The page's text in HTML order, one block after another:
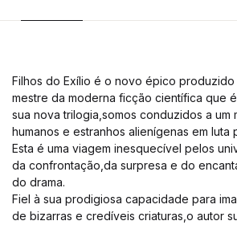
Filhos do Exílio é o novo épico
mestre da moderna ficção científica que
sua nova trilogia,somos conduzidos a
humanos e estranhos alienígenas em luta
Esta é uma viagem inesquecível pelos
da confrontação,da surpresa e do
do drama.
Fiel à sua prodigiosa capacidade para
de bizarras e credíveis criaturas,o autor